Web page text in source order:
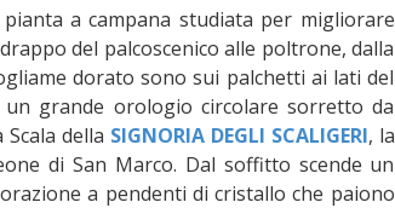
a campana studiata per migliorare
del palcoscenico alle poltrone, dalla
dorato sono sui palchetti ai lati del
grande orologio circolare sorretto da
della SIGNORIA DEGLI SCALIGERI, la
di San Marco. Dal soffitto scende un
a pendenti di cristallo che paiono